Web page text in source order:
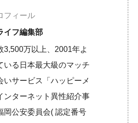
フィール
イフ編集部
3,500万以上、2001年よ
いる日本最大級のマッチ
いサービス「ハッピーメ
ンターネット異性紹介事
岡公安委員会( 認定番号